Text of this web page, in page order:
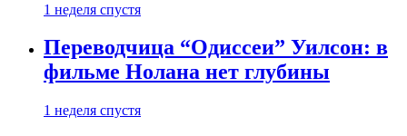
1 неделя спустя
Переводчица “Одиссеи” Уилсон: в
фильме Нолана нет глубины
1 неделя спустя